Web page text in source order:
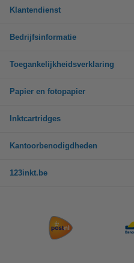
Klantendienst
Bedrijfsinformatie
Toegankelijkheidsverklaring
Papier en fotopapier
Inktcartridges
Kantoorbenodigdheden
123inkt.be